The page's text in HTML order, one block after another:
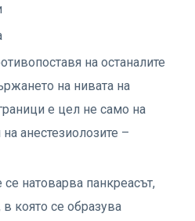
на останалите
на нивата на
е цел не само на
анестезиолозите –
натоварва панкреасът,
която се образува